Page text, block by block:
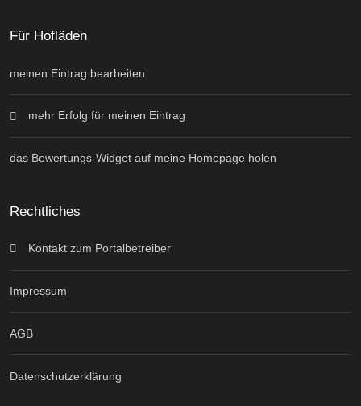
Für Hofläden
meinen Eintrag bearbeiten
mehr Erfolg für meinen Eintrag
das Bewertungs-Widget auf meine Homepage holen
Rechtliches
Kontakt zum Portalbetreiber
Impressum
AGB
Datenschutzerklärung